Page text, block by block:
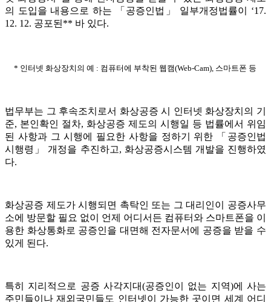
의 도입을 내용으로 하는 「공증인법」 일부개정법률이 ‘17.
12. 12. 공포된** 바 있다.
* 인터넷 화상장치의 예 : 컴퓨터에 부착된 웹캠(Web-Cam), 스마트폰 등
법무부는 그 후속조치로서 화상공증 시 인터넷 화상장치의 기
준, 본인확인 절차, 화상공증 제도의 시행일 등 법률에서 위임
된 사항과 그 시행에 필요한 사항을 정하기 위한 「공증인법
시행령」 개정을 추진하고, 화상공증시스템 개발을 진행하였
다.
화상공증 제도가 시행되면 촉탁인 또는 그 대리인이 공증사무
소에 방문할 필요 없이 언제 어디서든 컴퓨터와 스마트폰을 이
용한 화상통화로 공증인을 대면해 전자문서에 공증을 받을 수
있게 된다.
특히 지리적으로 공증 사각지대(공증인이 없는 지역)에 사는
주민들이나 재외국민들도 인터넷이 가능한 곳이면 세계 어디